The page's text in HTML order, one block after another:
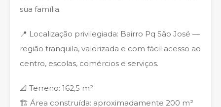
sua família.
📍 Localização privilegiada: Bairro Pq São José —
região tranquila, valorizada e com fácil acesso ao
centro, escolas, comércios e serviços.
📐 Terreno: 162,5 m²
🏗️ Área construída: aproximadamente 200 m²